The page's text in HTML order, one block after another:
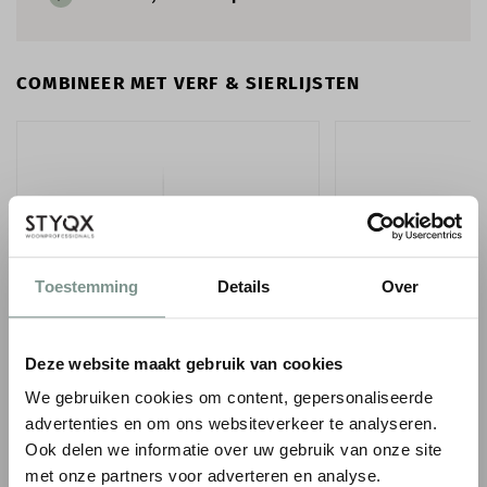
Toestemming Details Over
Deze website maakt gebruik van cookies
We gebruiken cookies om content, gepersonaliseerde
advertenties en om ons websiteverkeer te analyseren.
Ook delen we informatie over uw gebruik van onze site
met onze partners voor adverteren en analyse.
COMBINEER MET VERF & SIERLIJSTEN
ORAC WANDLIJST PX202
€ 17,65 € 15,01 p/m1 incl. BTW
● Voor 10.15 uur besteld, vandaag verzonden
+
€ 7,75 € 6,59
● Voor 10.15 uur